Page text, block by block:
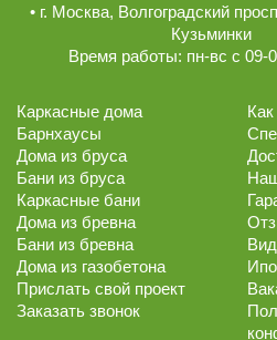
• г. Москва, Волгоградский
Кузьминки
Время работы: пн-вс с 09-
Каркасные дома
Барнхаусы
Дома из бруса
Бани из бруса
Каркасные бани
Дома из бревна
Бани из бревна
Дома из газобетона
Прислать свой проект
Заказать звонок
Как